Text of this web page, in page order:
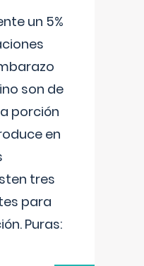
un 5%
son de
porción
en
tres
para
Puras: